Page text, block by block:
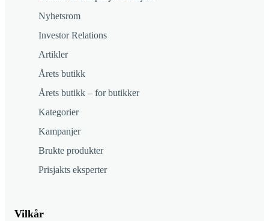
Nyhetsrom
Investor Relations
Artikler
Årets butikk
Årets butikk – for butikker
Kategorier
Kampanjer
Brukte produkter
Prisjakts eksperter
Vilkår